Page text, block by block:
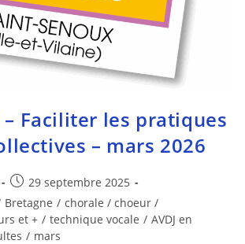
– Faciliter les pratiques
– mars 2026
29 septembre 2025
Bretagne / chorale / choeur /
et + / technique vocale / AVDJ en
/ mars